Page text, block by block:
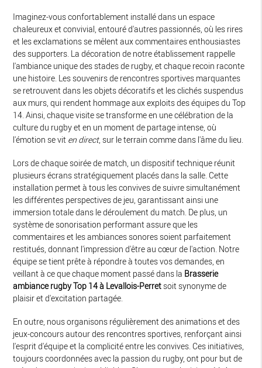
Imaginez-vous confortablement installé dans un espace
chaleureux et convivial, entouré d'autres passionnés, où les rires
et les exclamations se mêlent aux commentaires enthousiastes
des supporters. La décoration de notre établissement rappelle
l'ambiance unique des stades de rugby, et chaque recoin raconte
une histoire. Les souvenirs de rencontres sportives marquantes
se retrouvent dans les objets décoratifs et les clichés suspendus
aux murs, qui rendent hommage aux exploits des équipes du Top
14. Ainsi, chaque visite se transforme en une célébration de la
culture du rugby et en un moment de partage intense, où
l'émotion se vit en direct, sur le terrain comme dans l'âme du lieu.
Lors de chaque soirée de match, un dispositif technique réunit
plusieurs écrans stratégiquement placés dans la salle. Cette
installation permet à tous les convives de suivre simultanément
les différentes perspectives de jeu, garantissant ainsi une
immersion totale dans le déroulement du match. De plus, un
système de sonorisation performant assure que les
commentaires et les ambiances sonores soient parfaitement
restitués, donnant l'impression d'être au cœur de l'action. Notre
équipe se tient prête à répondre à toutes vos demandes, en
veillant à ce que chaque moment passé dans la Brasserie
ambiance rugby Top 14 à Levallois-Perret soit synonyme de
plaisir et d'excitation partagée.
En outre, nous organisons régulièrement des animations et des
jeux-concours autour des rencontres sportives, renforçant ainsi
l'esprit d'équipe et la complicité entre les convives. Ces initiatives,
toujours coordonnées avec la passion du rugby, ont pour but de